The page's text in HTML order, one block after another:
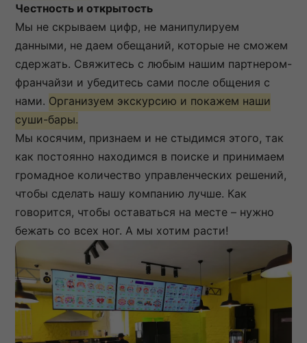
Честность и открытость
Мы не скрываем цифр, не манипулируем
данными, не даем обещаний, которые не сможем
сдержать. Свяжитесь с любым нашим партнером-
франчайзи и убедитесь сами после общения с
нами. Организуем экскурсию и покажем наши
суши-бары.
Мы косячим, признаем и не стыдимся этого, так
как постоянно находимся в поиске и принимаем
громадное количество управленческих решений,
чтобы сделать нашу компанию лучше. Как
говорится, чтобы оставаться на месте – нужно
бежать со всех ног. А мы хотим расти!